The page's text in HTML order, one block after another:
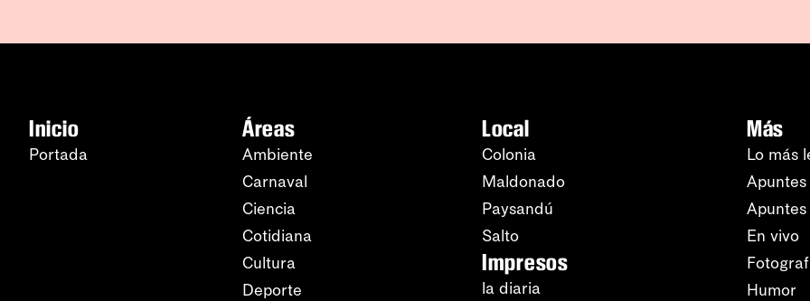
Inicio
Portada
Áreas
Ambiente
Carnaval
Ciencia
Cotidiana
Cultura
Deporte
Local
Colonia
Maldonado
Paysandú
Salto
Impresos
la diaria
Más
Lo más
En vivo
Humor